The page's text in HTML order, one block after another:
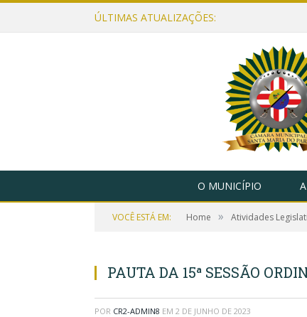
ÚLTIMAS ATUALIZAÇÕES:
O MUNICÍPIO
VOCÊ ESTÁ EM: Home » Atividades
PAUTA DA 15ª SESSÃO
POR CR2-ADMIN8 EM 2 DE JUNHO DE 2023